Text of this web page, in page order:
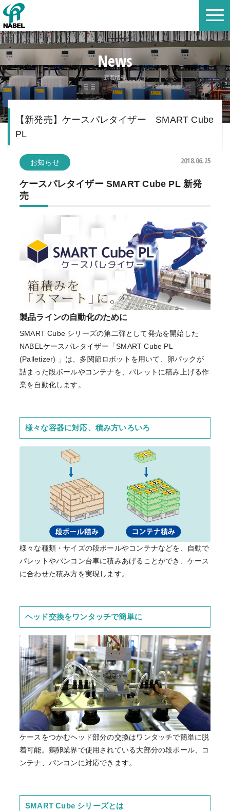
News
新着情報
【新発売】ケースパレタイザー SMART Cube
PL
お知らせ 2018.06.25
ケースパレタイザー SMART Cube PL 新発
売
製品ラインの自動化のために
SMART Cube シリーズの第二弾として発売を開始した
NABELケースパレタイザー「SMART Cube PL
(Palletizer) 」は、多関節ロボットを用いて、卵パックが
詰まった段ボールやコンテナを、パレットに積み上げる作
業を自動化します。
様々な容器に対応、積み方いろいろ
様々な種類・サイズの段ボールやコンテナなどを、自動で
パレットやパンコン台車に積みあげることができ、ケース
に合わせた積み方を実現します。
ヘッド交換をワンタッチで簡単に
ケースをつかむヘッド部分の交換はワンタッチで簡単に脱
着可能。鶏卵業界で使用されている大部分の段ボール、コ
ンテナ、パンコンに対応できます。
SMART Cube シリーズとは